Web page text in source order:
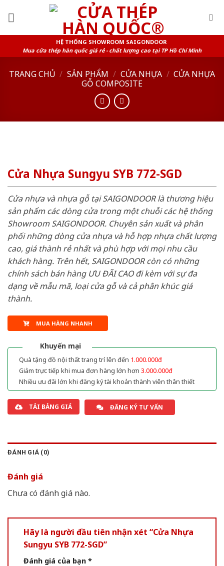
HỆ THỐNG SHOWROOM SAIGONDOOR
Mua cửa thép hàn quốc giá rẻ - chất lượng cao tại TP Hồ Chí Minh
TRANG CHỦ / SẢN PHẨM / CỬA NHỰA / CỬA NHỰA
GỖ COMPOSITE
Cửa Nhựa Sungyu SYB 772-SGD
Cửa nhựa và nhựa gỗ tại SAIGONDOOR là thương hiệu
sản phẩm các dòng cửa trong một chuỗi các hệ thống
Showroom SAIGONDOOR. Chuyên sản xuất và phân
phối những dòng cửa nhựa và hỗ hợp nhựa chất lượng
cao, giá thành rẻ nhất và phù hợp với mọi nhu cầu
khách hàng. Trên hết, SAIGONDOOR còn có những
chính sách bán hàng ƯU ĐÃI CAO đi kèm với sự đa
dạng về mẫu mã, loại cửa gỗ và cả phân khúc giá
thành.
MUA HÀNG NHANH
Khuyến mại
Quà tặng đồ nội thất trang trí lên đến 1.000.000đ
Giảm trực tiếp khi mua đơn hàng lớn hơn 3.000.000đ
Nhiều ưu đãi lớn khi đăng ký tài khoản thành viên thân thiết
TẢI BẢNG GIÁ ĐĂNG KÝ TƯ VẤN
ĐÁNH GIÁ (0)
Đánh giá
Chưa có đánh giá nào.
Hãy là người đầu tiên nhận xét “Cửa Nhựa
Sungyu SYB 772-SGD”
Đánh giá của bạn *